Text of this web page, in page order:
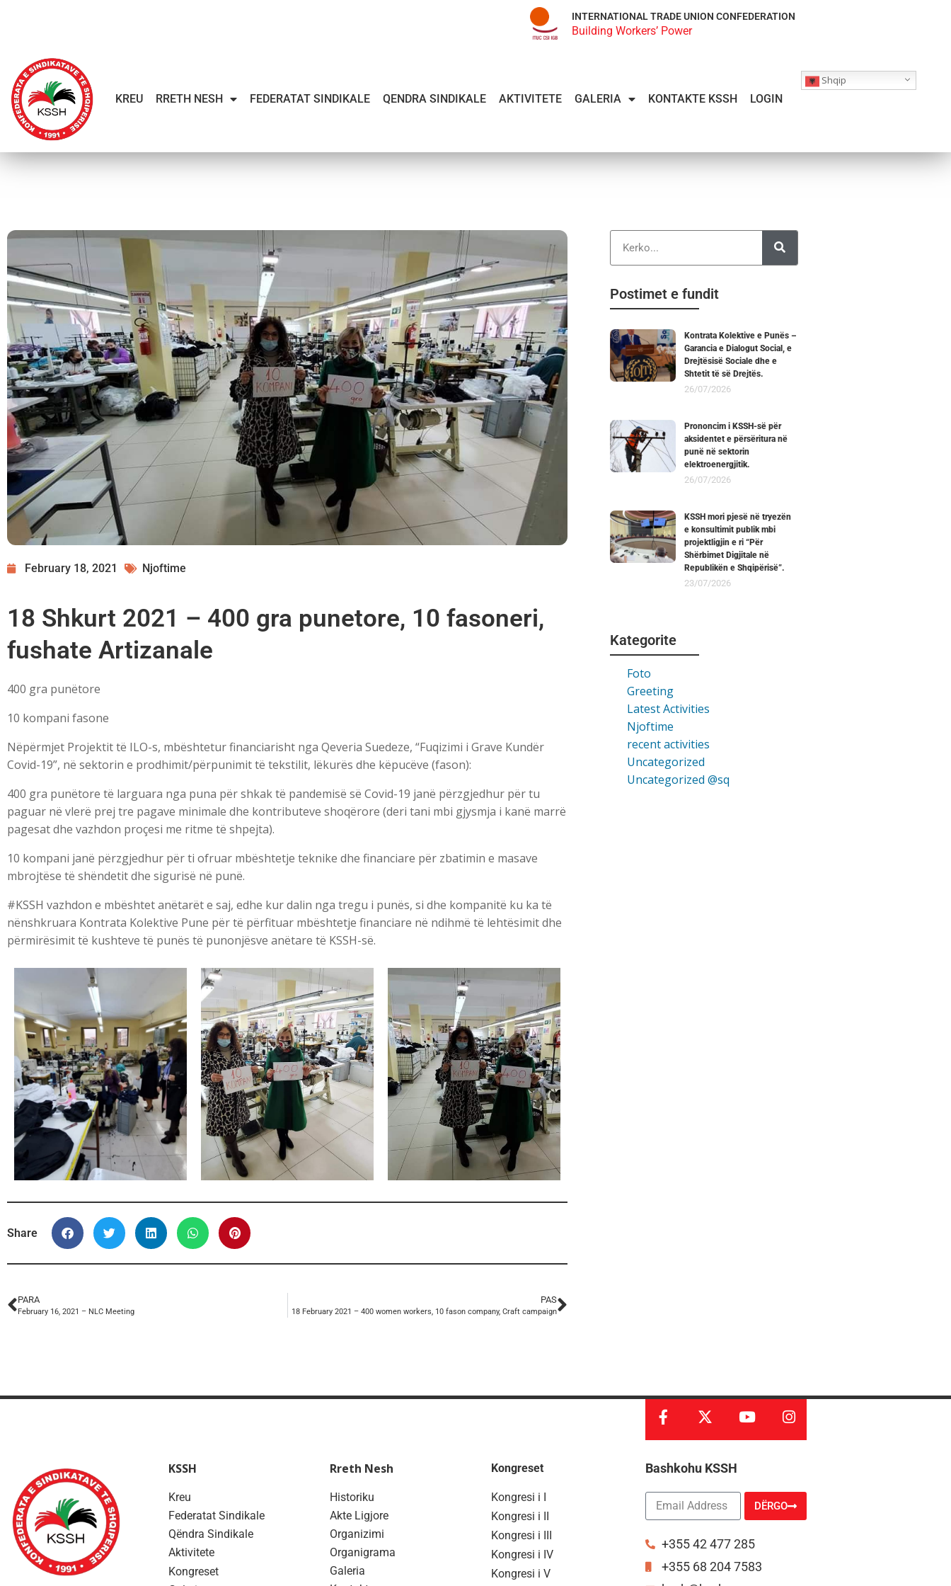
INTERNATIONAL TRADE UNION CONFEDERATION
Building Workers’ Power
KREU RRETH NESH FEDERATAT SINDIKALE QENDRA SINDIKALE AKTIVITETE GALERIA KONTAKTE KSSH LOGIN
Shqip
February 18, 2021 Njoftime
18 Shkurt 2021 – 400 gra punetore, 10 fasoneri,
fushate Artizanale
400 gra punëtore
10 kompani fasone
Nëpërmjet Projektit të ILO-s, mbështetur financiarisht nga Qeveria Suedeze, “Fuqizimi i Grave Kundër
Covid-19”, në sektorin e prodhimit/përpunimit të tekstilit, lëkurës dhe këpucëve (fason):
400 gra punëtore të larguara nga puna për shkak të pandemisë së Covid-19 janë përzgjedhur për tu
paguar në vlerë prej tre pagave minimale dhe kontributeve shoqërore (deri tani mbi gjysmja i kanë marrë
pagesat dhe vazhdon proçesi me ritme të shpejta).
10 kompani janë përzgjedhur për ti ofruar mbështetje teknike dhe financiare për zbatimin e masave
mbrojtëse të shëndetit dhe sigurisë në punë.
#KSSH vazhdon e mbështet anëtarët e saj, edhe kur dalin nga tregu i punës, si dhe kompanitë ku ka të
nënshkruara Kontrata Kolektive Pune për të përfituar mbështetje financiare në ndihmë të lehtësimit dhe
përmirësimit të kushteve të punës të punonjësve anëtare të KSSH-së.
Share
PARA
February 16, 2021 – NLC Meeting
PAS
18 February 2021 – 400 women workers, 10 fason company, Craft campaign
Postimet e fundit
Kontrata Kolektive e Punës –
Garancia e Dialogut Social, e
Drejtësisë Sociale dhe e
Shtetit të së Drejtës.
26/07/2026
Prononcim i KSSH-së për
aksidentet e përsëritura në
punë në sektorin
elektroenergjitik.
26/07/2026
KSSH mori pjesë në tryezën
e konsultimit publik mbi
projektligjin e ri “Për
Shërbimet Digjitale në
Republikën e Shqipërisë”.
23/07/2026
Kategorite
Foto
Greeting
Latest Activities
Njoftime
recent activities
Uncategorized
Uncategorized @sq
KSSH
Kreu
Federatat Sindikale
Qëndra Sindikale
Aktivitete
Kongreset
Rreth Nesh
Historiku
Akte Ligjore
Organizimi
Organigrama
Galeria
Kongreset
Kongresi i I
Kongresi i II
Kongresi i III
Kongresi i IV
Kongresi i V
Bashkohu KSSH
DËRGO
+355 42 477 285
+355 68 204 7583